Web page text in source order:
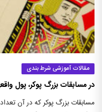
مقالات آموزشی شرط بندی
در مسابقات بزرگ پوکر، پول
مسابقات بزرگ پوکر که در آن